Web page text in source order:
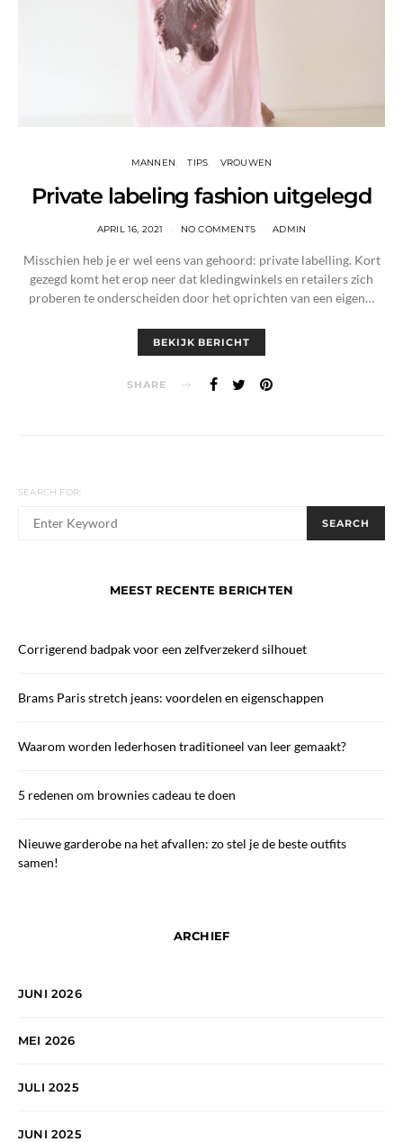
MANNEN TIPS VROUWEN
Private labeling fashion uitgelegd
APRIL 16, 2021 NO COMMENTS ADMIN
Misschien heb je er wel eens van gehoord: private labelling. Kort
gezegd komt het erop neer dat kledingwinkels en retailers zich
proberen te onderscheiden door het oprichten van een eigen…
BEKIJK BERICHT
SHARE
SEARCH FOR:
When autocomplete results are available use up and down
SEARCH
MEEST RECENTE BERICHTEN
Corrigerend badpak voor een zelfverzekerd silhouet
Brams Paris stretch jeans: voordelen en eigenschappen
Waarom worden lederhosen traditioneel van leer gemaakt?
5 redenen om brownies cadeau te doen
Nieuwe garderobe na het afvallen: zo stel je de beste outfits
samen!
ARCHIEF
JUNI 2026
MEI 2026
JULI 2025
JUNI 2025